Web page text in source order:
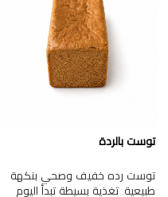
توست بالردة
توست رده خفيف وصحي بنكهة
طبيعية. تغذية بسيطة تبدأ اليوم